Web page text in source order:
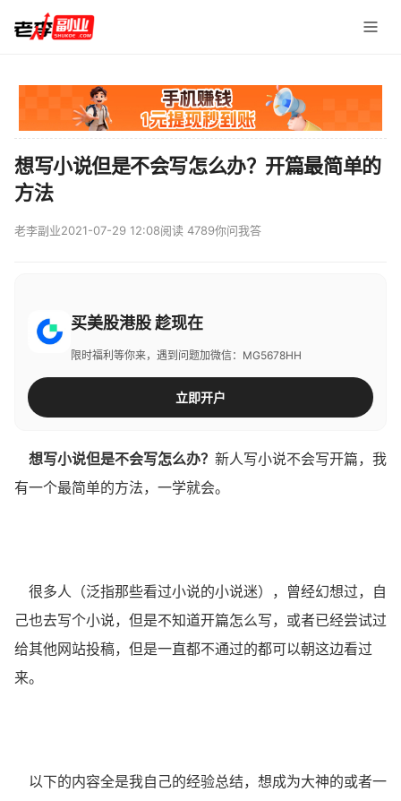
想写小说但是不会写怎么办？开篇最简单的
方法
老李副业2021-07-29 12:08阅读 4789你问我答
买美股港股 趁现在
限时福利等你来，遇到问题加微信：MG5678HH
立即开户
想写小说但是不会写怎么办？ 新人写小说不会写开篇，我
有一个最简单的方法，一学就会。
很多人（泛指那些看过小说的小说迷），曾经幻想过，自
己也去写个小说，但是不知道开篇怎么写，或者已经尝试过
给其他网站投稿，但是一直都不通过的都可以朝这边看过
来。
以下的内容全是我自己的经验总结，想成为大神的或者一